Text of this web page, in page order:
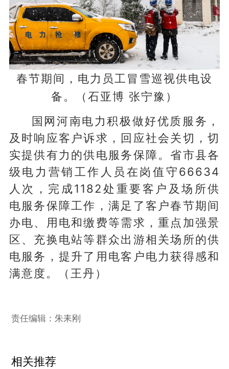
春节期间，电力员工冒雪巡视供电设
备。（石亚博 张宁豫）
国网河南电力积极做好优质服务，
及时响应客户诉求，回应社会关切，切
实提供有力的供电服务保障。省市县各
级电力营销工作人员在岗值守66634
人次，完成1182处重要客户及场所供
电服务保障工作，满足了客户春节期间
办电、用电和缴费等需求，重点加强景
区、充换电站等群众出游相关场所的供
电服务，提升了用电客户电力获得感和
满意度。（王丹）
责任编辑：朱耒刚
相关推荐